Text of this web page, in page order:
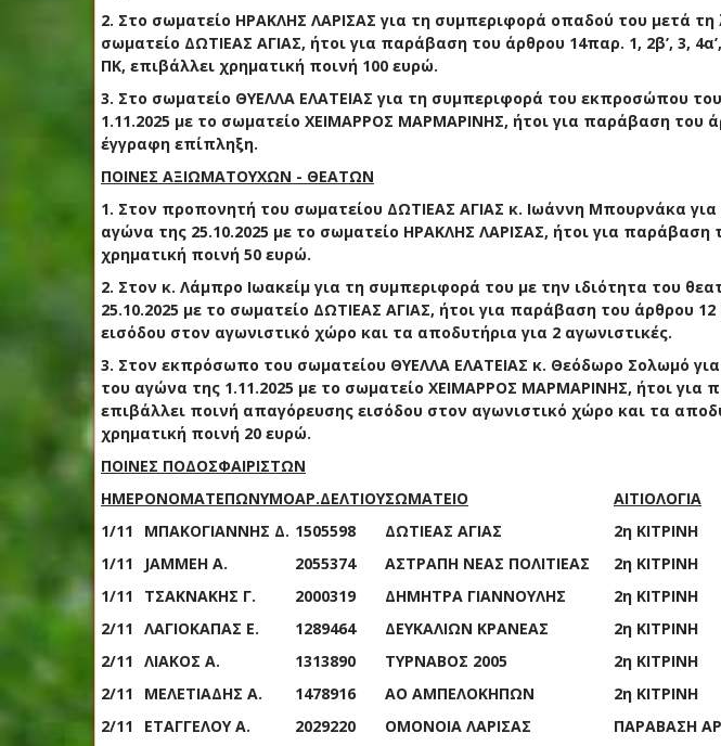
2. Στο σωματείο ΗΡΑΚΛΗΣ ΛΑΡΙΣΑΣ για τη συμπεριφορά οπαδού του μετά τη
σωματείο ΔΩΤΙΕΑΣ ΑΓΙΑΣ, ήτοι για παράβαση του άρθρου 14παρ. 1, 2β’, 3, 4α
ΠΚ, επιβάλλει χρηματική ποινή 100 ευρώ.
3. Στο σωματείο ΘΥΕΛΛΑ ΕΛΑΤΕΙΑΣ για τη συμπεριφορά του εκπροσώπου
1.11.2025 με το σωματείο ΧΕΙΜΑΡΡΟΣ ΜΑΡΜΑΡΙΝΗΣ, ήτοι για παράβαση του
έγγραφη επίπληξη.
ΠΟΙΝΕΣ ΑΞΙΩΜΑΤΟΥΧΩΝ - ΘΕΑΤΩΝ
1. Στον προπονητή του σωματείου ΔΩΤΙΕΑΣ ΑΓΙΑΣ κ. Ιωάννη Μπουρνάκα
αγώνα της 25.10.2025 με το σωματείο ΗΡΑΚΛΗΣ ΛΑΡΙΣΑΣ, ήτοι για παράβαση
χρηματική ποινή 50 ευρώ.
2. Στον κ. Λάμπρο Ιωακείμ για τη συμπεριφορά του με την ιδιότητα του
25.10.2025 με το σωματείο ΔΩΤΙΕΑΣ ΑΓΙΑΣ, ήτοι για παράβαση του άρθρου 12
εισόδου στον αγωνιστικό χώρο και τα αποδυτήρια για 2 αγωνιστικές.
3. Στον εκπρόσωπο του σωματείου ΘΥΕΛΛΑ ΕΛΑΤΕΙΑΣ κ. Θεόδωρο Σολωμό
του αγώνα της 1.11.2025 με το σωματείο ΧΕΙΜΑΡΡΟΣ ΜΑΡΜΑΡΙΝΗΣ, ήτοι για
επιβάλλει ποινή απαγόρευσης εισόδου στον αγωνιστικό χώρο και τα
χρηματική ποινή 20 ευρώ.
ΠΟΙΝΕΣ ΠΟΔΟΣΦΑΙΡΙΣΤΩΝ
ΗΜΕΡΟΝΟΜΑΤΕΠΩΝΥΜΟΑΡ.ΔΕΛΤΙΟΥΣΩΜΑΤΕΙΟ ΑΙΤΙΟΛΟΓΙΑ
1/11
ΜΠΑΚΟΓΙΑΝΝΗΣ Δ. 1505598 ΔΩΤΙΕΑΣ ΑΓΙΑΣ 2η ΚΙΤΡΙΝΗ
1/11
JAMMEH A. 2055374 ΑΣΤΡΑΠΗ ΝΕΑΣ ΠΟΛΙΤΙΕΑΣ 2η ΚΙΤΡΙΝΗ
1/11
ΤΣΑΚΝΑΚΗΣ Γ. 2000319 ΔΗΜΗΤΡΑ ΓΙΑΝΝΟΥΛΗΣ 2η ΚΙΤΡΙΝΗ
2/11 ΛΑΓΙΟΚΑΠΑΣ Ε. 1289464 ΔΕΥΚΑΛΙΩΝ ΚΡΑΝΕΑΣ 2η ΚΙΤΡΙΝΗ
2/11 ΛΙΑΚΟΣ Α. 1313890 ΤΥΡΝΑΒΟΣ 2005 2η ΚΙΤΡΙΝΗ
2/11
ΜΕΛΕΤΙΑΔΗΣ Α. 1478916 ΑΟ ΑΜΠΕΛΟΚΗΠΩΝ 2η ΚΙΤΡΙΝΗ
2/11
ΕΤΑΓΓΕΛΟΥ Α. 2029220 ΟΜΟΝΟΙΑ ΛΑΡΙΣΑΣ ΠΑΡΑΒΑΣΗ